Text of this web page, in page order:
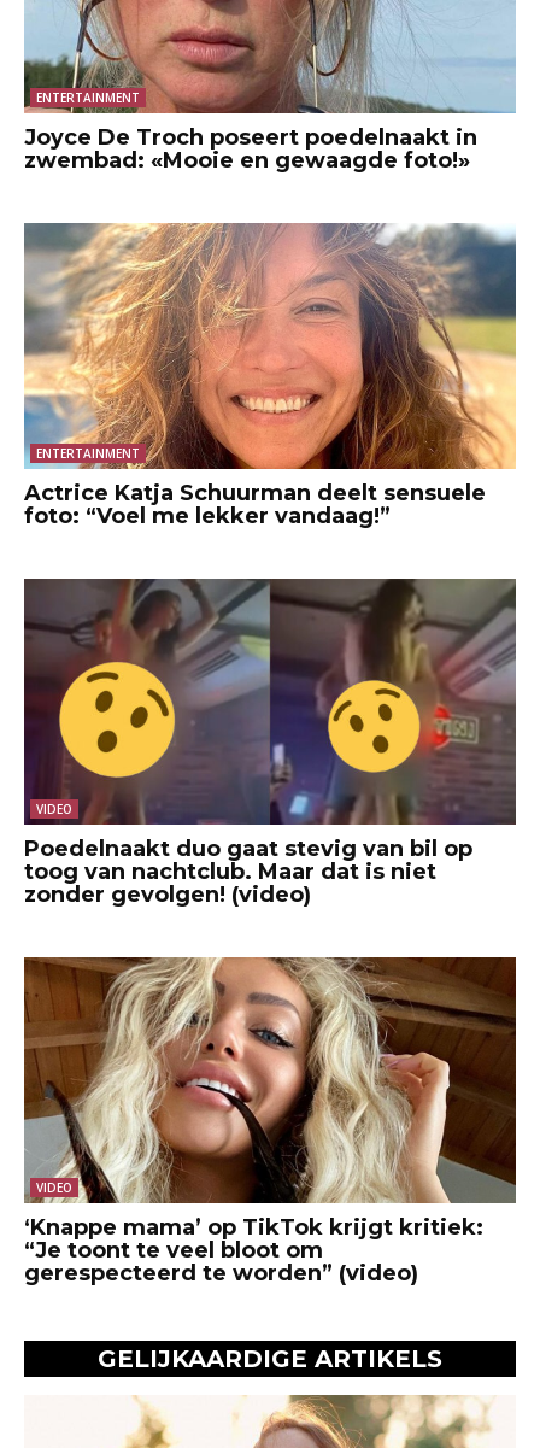
ENTERTAINMENT
Joyce De Troch poseert poedelnaakt in
zwembad: «Mooie en gewaagde foto!»
ENTERTAINMENT
Actrice Katja Schuurman deelt sensuele
foto: “Voel me lekker vandaag!”
VIDEO
Poedelnaakt duo gaat stevig van bil op
toog van nachtclub. Maar dat is niet
zonder gevolgen! (video)
VIDEO
‘Knappe mama’ op TikTok krijgt kritiek:
“Je toont te veel bloot om
gerespecteerd te worden” (video)
GELIJKAARDIGE ARTIKELS